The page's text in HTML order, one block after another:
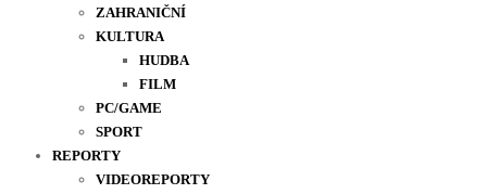
ZAHRANIČNÍ
KULTURA
HUDBA
FILM
PC/GAME
SPORT
REPORTY
VIDEOREPORTY